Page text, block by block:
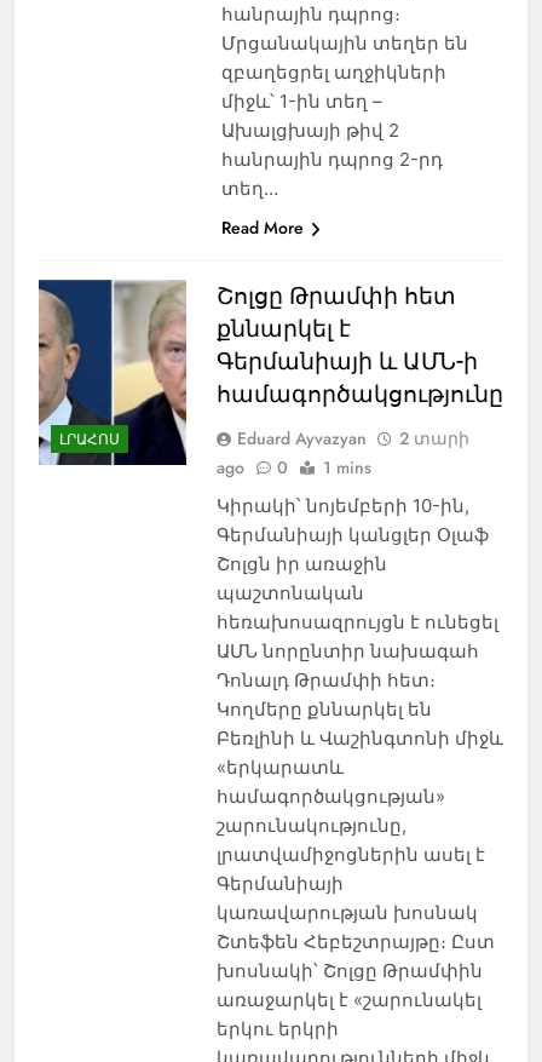
հանրային դպրոց։
Մրցանակային տեղեր են
զբաղեցրել աղջիկների
միջև՝ 1-ին տեղ –
Ախալցխայի թիվ 2
հանրային դպրոց 2-րդ
տեղ…
Read More
ԼՐԱՀՈՍ
Շոլցը Թրամփի հետ
քննարկել է
Գերմանիայի և ԱՄՆ-ի
համագործակցությունը
Eduard Ayvazyan
2 տարի
ago
0 1 mins
Կիրակի՝ նոյեմբերի 10-ին,
Գերմանիայի կանցլեր Օլաֆ
Շոլցն իր առաջին
պաշտոնական
հեռախոսազրույցն է ունեցել
ԱՄՆ նորընտիր նախագահ
Դոնալդ Թրամփի հետ։
Կողմերը քննարկել են
Բեռլինի և Վաշինգտոնի միջև
«երկարատև
համագործակցության»
շարունակությունը,
լրատվամիջոցներին ասել է
Գերմանիայի
կառավարության խոսնակ
Շտեֆեն Հեբեշտրայթը։ Ըստ
խոսնակի՝ Շոլցը Թրամփին
առաջարկել է «շարունակել
երկու երկրի